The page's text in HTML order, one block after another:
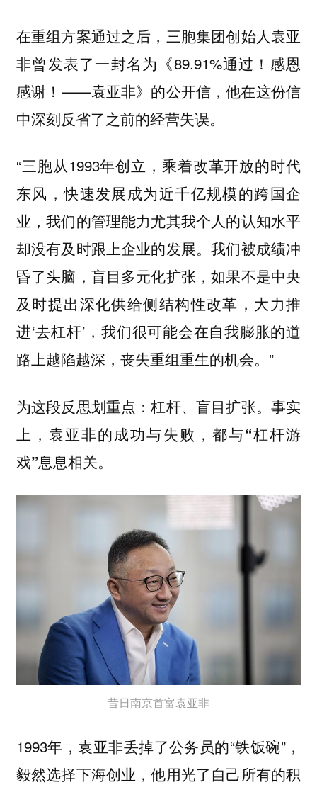
在重组方案通过之后，三胞集团创始人袁亚
非曾发表了一封名为《89.91%通过！感恩
感谢！——袁亚非》的公开信，他在这份信
中深刻反省了之前的经营失误。
“三胞从1993年创立，乘着改革开放的时代
东风，快速发展成为近千亿规模的跨国企
业，我们的管理能力尤其我个人的认知水平
却没有及时跟上企业的发展。我们被成绩冲
昏了头脑，盲目多元化扩张，如果不是中央
及时提出深化供给侧结构性改革，大力推
进‘去杠杆’，我们很可能会在自我膨胀的道
路上越陷越深，丧失重组重生的机会。”
为这段反思划重点：杠杆、盲目扩张。事实
上，袁亚非的成功与失败，都与“杠杆游
戏”息息相关。
昔日南京首富袁亚非
1993年，袁亚非丢掉了公务员的“铁饭碗”，
毅然选择下海创业，他用光了自己所有的积